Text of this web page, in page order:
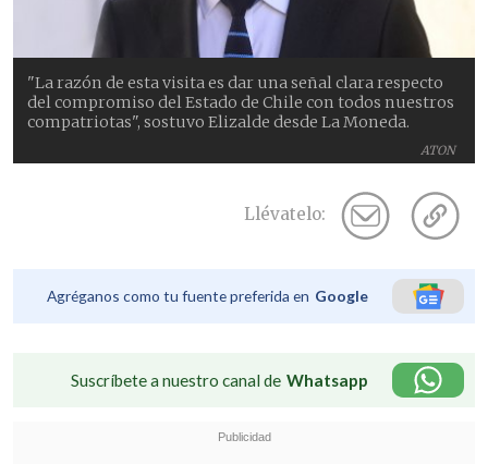
ATON
"La razón de esta visita es dar una señal clara respecto
del compromiso del Estado de Chile con todos nuestros
compatriotas", sostuvo Elizalde desde La Moneda.
Llévatelo:
Agréganos como tu fuente preferida en Google
Suscríbete a nuestro canal de Whatsapp